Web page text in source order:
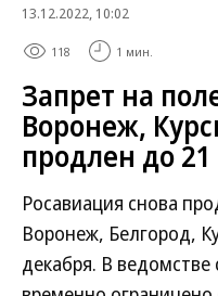
13.12.2022, 10:02
118 1 мин.
Запрет на
Воронеж,
продлен до
Росавиация снова
Воронеж, Белгород,
декабря. В